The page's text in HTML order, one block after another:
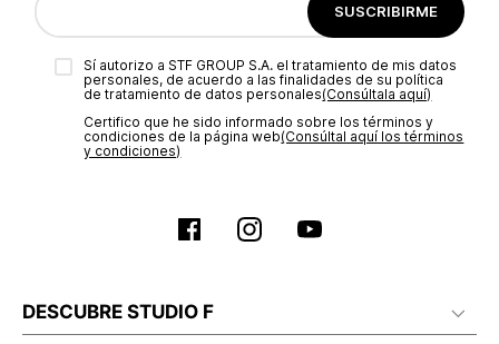
SUSCRIBIRME
Sí autorizo a STF GROUP S.A. el tratamiento de mis datos
personales, de acuerdo a las finalidades de su política
de tratamiento de datos personales‎(Consúltala aquí)
Certifico que he sido informado sobre los términos y
condiciones de la página web‎(Consúltal aquí los términos
y condiciones)
DESCUBRE STUDIO F